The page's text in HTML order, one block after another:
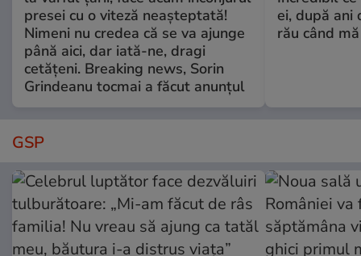
presei cu o viteză neașteptată!
Nimeni nu credea că se va ajunge
până aici, dar iată-ne, dragi
cetățeni. Breaking news, Sorin
Grindeanu tocmai a făcut anunțul
ei, după ani
rău când
GSP